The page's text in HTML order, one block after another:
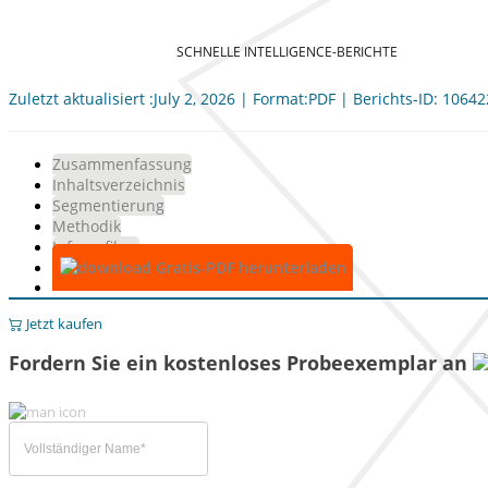
SCHNELLE INTELLIGENCE-BERICHTE
Zuletzt aktualisiert :July 2, 2026 | Format:PDF | Berichts-ID:
Zusammenfassung
Inhaltsverzeichnis
Segmentierung
Methodik
Infografiken
Gratis-PDF herunterladen
Jetzt kaufen
Fordern Sie ein kostenloses Probeexemplar an